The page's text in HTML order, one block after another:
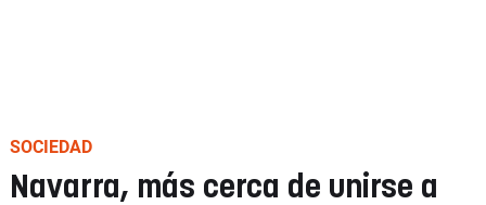
SOCIEDAD
Navarra, más cerca de unirse a